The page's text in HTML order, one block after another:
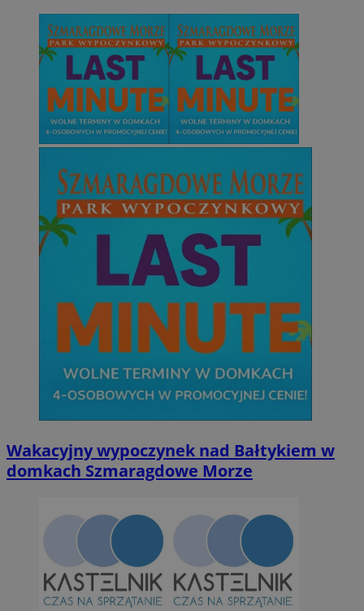
Wakacyjny wypoczynek nad Bałtykiem w
domkach Szmaragdowe Morze